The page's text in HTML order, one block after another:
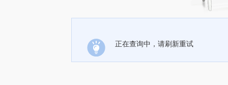
正在查询中，请刷新重试